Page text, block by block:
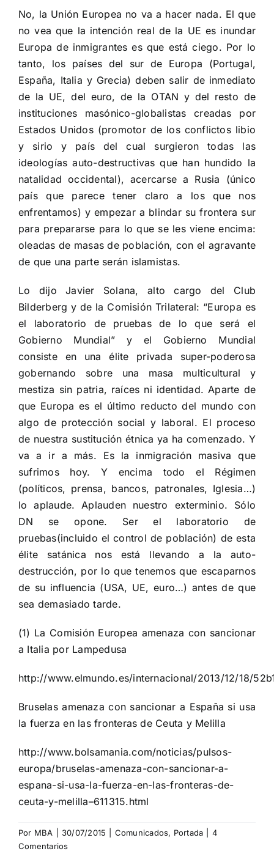
No, la Unión Europea no va a hacer nada. El que
no vea que la intención real de la UE es inundar
Europa de inmigrantes es que está ciego. Por lo
tanto, los países del sur de Europa (Portugal,
España, Italia y Grecia) deben salir de inmediato
de la UE, del euro, de la OTAN y del resto de
instituciones masónico-globalistas creadas por
Estados Unidos (promotor de los conflictos libio
y sirio y país del cual surgieron todas las
ideologías auto-destructivas que han hundido la
natalidad occidental), acercarse a Rusia (único
país que parece tener claro a los que nos
enfrentamos) y empezar a blindar su frontera sur
para prepararse para lo que se les viene encima:
oleadas de masas de población, con el agravante
de que una parte serán islamistas.
Lo dijo Javier Solana, alto cargo del Club
Bilderberg y de la Comisión Trilateral: “Europa es
el laboratorio de pruebas de lo que será el
Gobierno Mundial” y el Gobierno Mundial
consiste en una élite privada super-poderosa
gobernando sobre una masa multicultural y
mestiza sin patria, raíces ni identidad. Aparte de
que Europa es el último reducto del mundo con
algo de protección social y laboral. El proceso
de nuestra sustitución étnica ya ha comenzado. Y
va a ir a más. Es la inmigración masiva que
sufrimos hoy. Y encima todo el Régimen
(políticos, prensa, bancos, patronales, Iglesia…)
lo aplaude. Aplauden nuestro exterminio. Sólo
DN se opone. Ser el laboratorio de
pruebas(incluido el control de población) de esta
élite satánica nos está llevando a la auto-
destrucción, por lo que tenemos que escaparnos
de su influencia (USA, UE, euro…) antes de que
sea demasiado tarde.
(1) La Comisión Europea amenaza con sancionar
a Italia por Lampedusa
http://www.elmundo.es/internacional/2013/12/18/
Bruselas amenaza con sancionar a España si usa
la fuerza en las fronteras de Ceuta y Melilla
http://www.bolsamania.com/noticias/pulsos-
europa/bruselas-amenaza-con-sancionar-a-
espana-si-usa-la-fuerza-en-las-fronteras-de-
ceuta-y-melilla–611315.html
Por MBA 30/07/2015 Comunicados, Portada
4
Comentarios